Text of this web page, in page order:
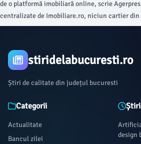
de o platformă imobiliară online, scrie
centralizate de Imobiliare.ro, niciun cartier din
prinde topul celor mai ieftine zece zone din
singurul cartier din ţară în care apartamentele
preţ mediu mai mic de 1.400 euro/mp, un nivel
stiridelabucuresti.ro
Știri de calitate din județul bucuresti
Categorii
Actualitate
Bancul zilei
design